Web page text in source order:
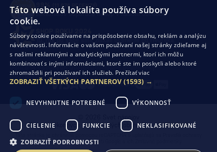
99% (11 978 RECENZIÍ)
zákazníkov odporúča nákup v našom obchode
10. rok po sebesme získali ocenenie od Heureka
Ochrana osobných údajovObchodné podmienky
Odstúpenie od zmluvy
Tvorba výkonných internetových obchodov odRIESENIA
osobných údajovspoločnosti Google a ich
Táto webová lokalita používa súbory
cookie.
Súbory cookie používame na prispôsobenie obsahu, reklám a analýzu
návštevnosti. Informácie o vašom používaní našej stránky zdieľame aj
s našimi reklamnými a analytickými partnermi, ktorí ich môžu
kombinovať s inými informáciami, ktoré ste im poskytli alebo ktoré
zhromaždili pri používaní ich služieb. Prečítať viac
ZOBRAZIŤ VŠETKÝCH PARTNEROV (1593) →
NEVYHNUTNE POTREBNÉ VÝKONNOSŤ
CIELENIE FUNKCIE NEKLASIFIKOVANÉ
ZOBRAZIŤ PODROBNOSTI